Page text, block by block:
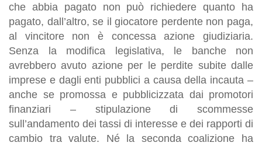
che abbia pagato non può richiedere quanto ha
pagato, dall’altro, se il giocatore perdente non paga,
al vincitore non è concessa azione giudiziaria.
Senza la modifica legislativa, le banche non
avrebbero avuto azione per le perdite subite dalle
imprese e dagli enti pubblici a causa della incauta –
anche se promossa e pubblicizzata dai promotori
finanziari – stipulazione di scommesse
sull’andamento dei tassi di interesse e dei rapporti di
cambio tra valute. Né la seconda coalizione ha